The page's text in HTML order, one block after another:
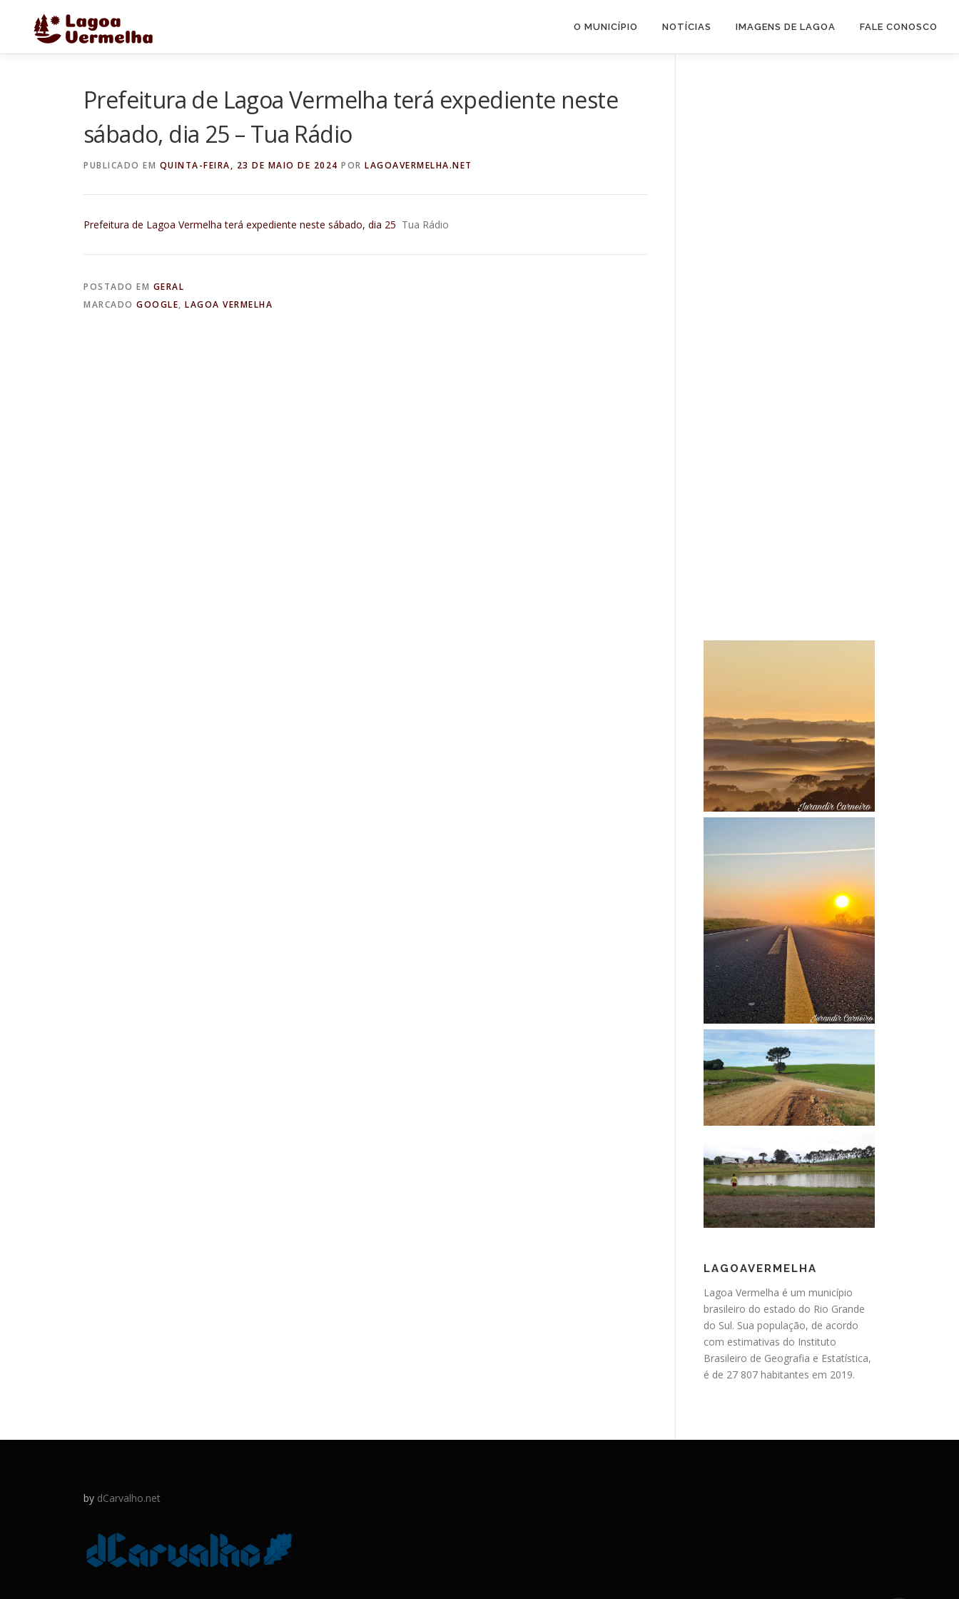
conteúdo
O MUNICÍPIO NOTÍCIAS IMAGENS DE LAGOA FALE CONOSCO
Prefeitura de Lagoa Vermelha terá expediente neste
sábado, dia 25 – Tua Rádio
PUBLICADO EM QUINTA-FEIRA, 23 DE MAIO DE 2024 POR LAGOAVERMELHA.NET
Prefeitura de Lagoa Vermelha terá expediente neste sábado, dia 25 Tua Rádio
POSTADO EM GERAL
MARCADO GOOGLE, LAGOA VERMELHA
LAGOAVERMELHA
Lagoa Vermelha é um município
brasileiro do estado do Rio Grande
do Sul. Sua população, de acordo
com estimativas do Instituto
Brasileiro de Geografia e Estatística,
é de 27 807 habitantes em 2019.
by dCarvalho.net